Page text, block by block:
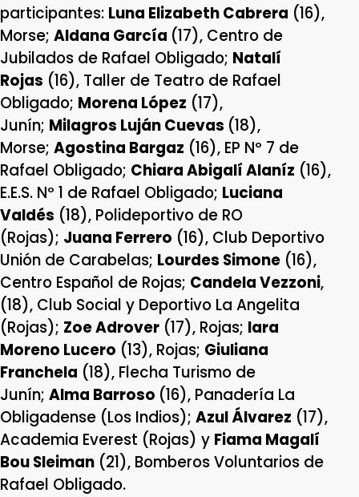
participantes: Luna Elizabeth Cabrera (16),
Morse; Aldana García (17), Centro de
Jubilados de Rafael Obligado; Natalí
Rojas (16), Taller de Teatro de Rafael
Obligado; Morena López (17),
Junín; Milagros Luján Cuevas (18),
Morse; Agostina Bargaz (16), EP Nº 7 de
Rafael Obligado; Chiara Abigalí Alaníz (16),
E.E.S. Nº 1 de Rafael Obligado; Luciana
Valdés (18), Polideportivo de RO
(Rojas); Juana Ferrero (16), Club Deportivo
Unión de Carabelas; Lourdes Simone (16),
Centro Español de Rojas; Candela Vezzoni,
(18), Club Social y Deportivo La Angelita
(Rojas); Zoe Adrover (17), Rojas; Iara
Moreno Lucero (13), Rojas; Giuliana
Franchela (18), Flecha Turismo de
Junín; Alma Barroso (16), Panadería La
Obligadense (Los Indios); Azul Álvarez (17),
Academia Everest (Rojas) y Fiama Magalí
Bou Sleiman (21), Bomberos Voluntarios de
Rafael Obligado.